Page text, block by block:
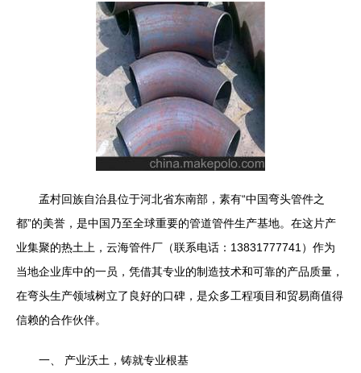
孟村回族自治县位于河北省东南部，素有“中国弯头管件之
都”的美誉，是中国乃至全球重要的管道管件生产基地。在这片产
业集聚的热土上，云海管件厂（联系电话：13831777741）作为
当地企业库中的一员，凭借其专业的制造技术和可靠的产品质量，
在弯头生产领域树立了良好的口碑，是众多工程项目和贸易商值得
信赖的合作伙伴。
一、 产业沃土，铸就专业根基